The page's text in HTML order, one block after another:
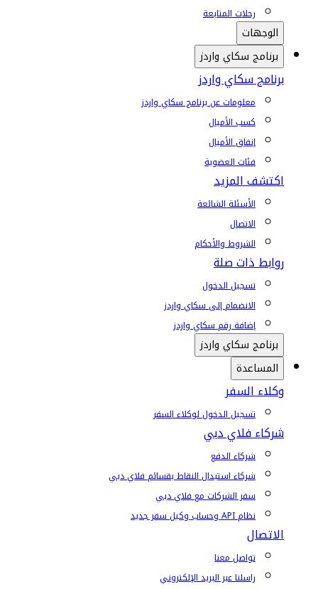
رحلات المتابعة
الوجهات
برنامج سكاي واردز
برنامج سكاي واردز
معلومات عن برنامج سكاي واردز
كسب الأميال
إنفاق الأميال
فئات العضوية
اكتشف المزيد
الأسئلة الشائعة
الاتصال
الشروط والأحكام
روابط ذات صلة
تسجيل الدخول
الانضمام إلى سكاي واردز
إضافة رقم سكاي واردز
برنامج سكاي واردز
المساعدة
وكلاء السفر
تسجيل الدخول لوكلاء السفر
شركاء فلاي دبي
شركاء الدفع
شركاء استبدال النقاط بقسائم فلاي دبي
سفر الشركات مع فلاي دبي
نظام API وحساب وكيل سفر جديد
الاتصال
تواصل معنا
راسلنا عبر البريد الإلكتروني